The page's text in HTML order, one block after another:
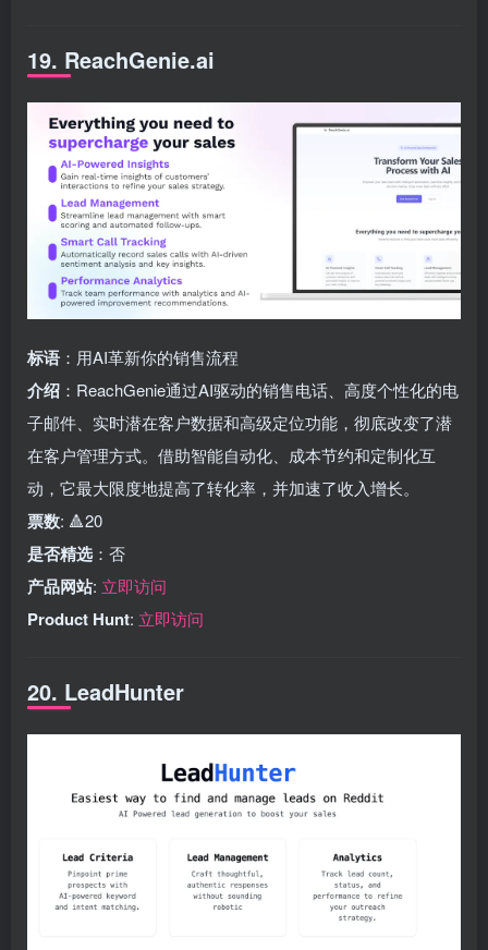
19. ReachGenie.ai
标语 ：用AI革新你的销售流程
介绍 ：ReachGenie通过AI驱动的销售电话、高度个性化的电
子邮件、实时潜在客户数据和高级定位功能，彻底改变了潜
在客户管理方式。借助智能自动化、成本节约和定制化互
动，它最大限度地提高了转化率，并加速了收入增长。
票数: 🔺20
是否精选 ：否
产品网站: 立即访问
Product Hunt: 立即访问
20. LeadHunter